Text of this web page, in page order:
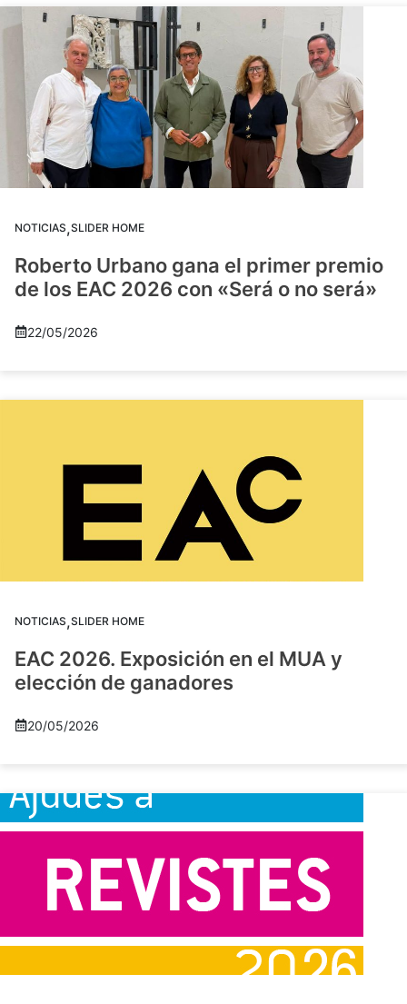
NOTICIAS,SLIDER HOME
Roberto Urbano gana el primer premio
de los EAC 2026 con «Será o no será»
22/05/2026
NOTICIAS,SLIDER HOME
EAC 2026. Exposición en el MUA y
elección de ganadores
20/05/2026